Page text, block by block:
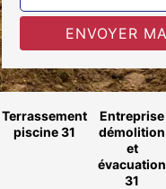
Terrassement
piscine 31
Entreprise
démolition
et
évacuation
31